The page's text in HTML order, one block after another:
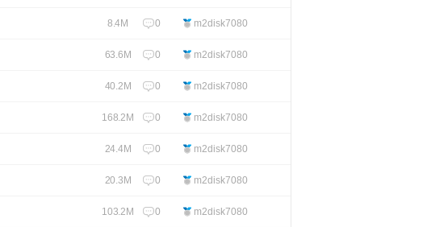
8.4M 0 m2disk7080
63.6M 0 m2disk7080
40.2M 0 m2disk7080
168.2M 0 m2disk7080
24.4M 0 m2disk7080
20.3M 0 m2disk7080
103.2M 0 m2disk7080